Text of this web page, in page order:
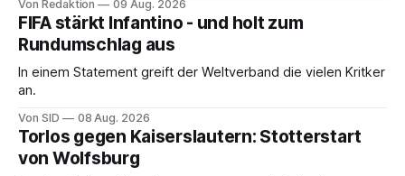
Von Redaktion 09 Aug. 2026
FIFA stärkt Infantino - und holt zum
Rundumschlag aus
In einem Statement greift der Weltverband die vielen Kritker
an.
Von SID 08 Aug. 2026
Torlos gegen Kaiserslautern: Stotterstart
von Wolfsburg